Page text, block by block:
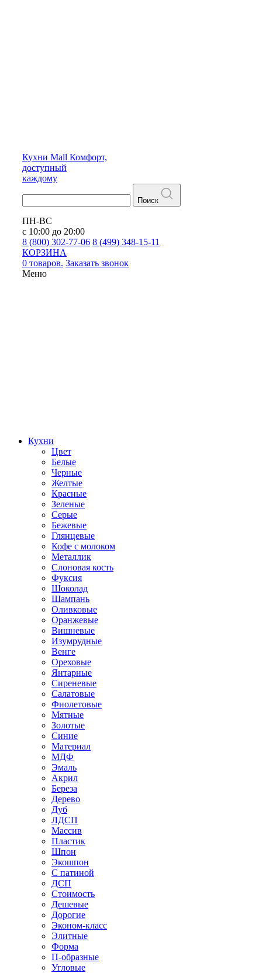
Кухни Mall Комфорт,
доступный
каждому
Поиск
ПН-ВС
с 10:00 до 20:00
8 (800) 302-77-06 8 (499) 348-15-11
КОРЗИНА
0 товаров. Заказать звонок
Меню
Кухни
Цвет
Белые
Черные
Желтые
Красные
Зеленые
Серые
Бежевые
Глянцевые
Кофе с молоком
Металлик
Слоновая кость
Фуксия
Шоколад
Шампань
Оливковые
Оранжевые
Вишневые
Изумрудные
Венге
Ореховые
Янтарные
Сиреневые
Салатовые
Фиолетовые
Мятные
Золотые
Синие
Материал
МДФ
Эмаль
Акрил
Береза
Дерево
Дуб
ЛДСП
Массив
Пластик
Шпон
Экошпон
С патиной
ДСП
Стоимость
Дешевые
Дорогие
Эконом-класс
Элитные
Форма
П-образные
Угловые